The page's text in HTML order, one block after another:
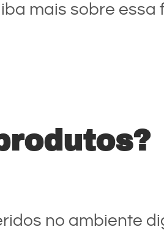
mais sobre essa
no ambiente